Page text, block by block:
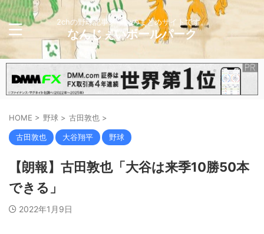
2chの野球記事メインのまとめサイトです。
なんじぇいボールパーク
HOME > 野球 > 古田敦也 >
古田敦也 大谷翔平 野球
【朗報】古田敦也「大谷は来季10勝50本
できる」
2022年1月9日